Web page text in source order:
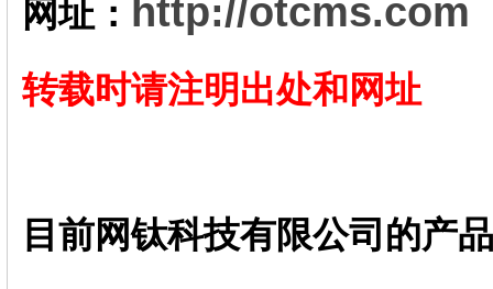
网址： http://otcms.com
转载时请注明出处和网址
目前网钛科技有限公司的产